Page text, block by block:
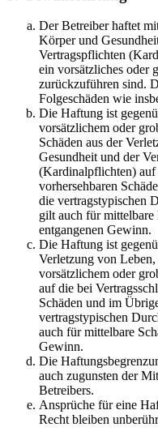
Der Betreiber haftet
Körper und
Vertragspflichten
ein vorsätzliches oder
zurückzuführen sind.
Folgeschäden wie
Die Haftung ist
vorsätzlichem oder
Schäden aus der
Gesundheit und der
(Kardinalpflichten) auf
vorhersehbaren
die vertragstypischen
gilt auch für mittelbare
entgangenen Gewinn.
Die Haftung ist
Verletzung von
vorsätzlichem oder
auf die bei
Schäden und im
vertragstypischen
auch für mittelbare
Gewinn.
Die
auch zugunsten der
Betreibers.
Ansprüche für eine
Recht bleiben